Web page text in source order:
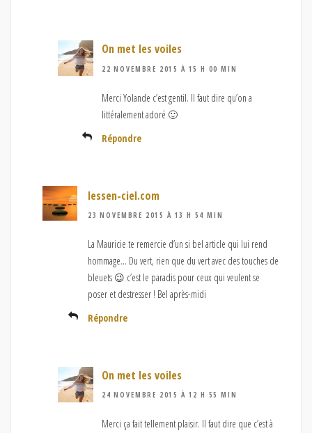
On met les voiles
22 NOVEMBRE 2015 À 15 H 00 MIN
Merci Yolande c’est gentil. Il faut dire qu’on a
littéralement adoré 🙂
Répondre
lessen-ciel.com
23 NOVEMBRE 2015 À 13 H 54 MIN
La Mauricie te remercie d’un si bel article qui lui rend
hommage… Du vert, rien que du vert avec des touches de
bleuets 😉 c’est le paradis pour ceux qui veulent se
poser et destresser ! Bel après-midi
Répondre
On met les voiles
24 NOVEMBRE 2015 À 12 H 55 MIN
Merci ça fait tellement plaisir. Il faut dire que c’est à